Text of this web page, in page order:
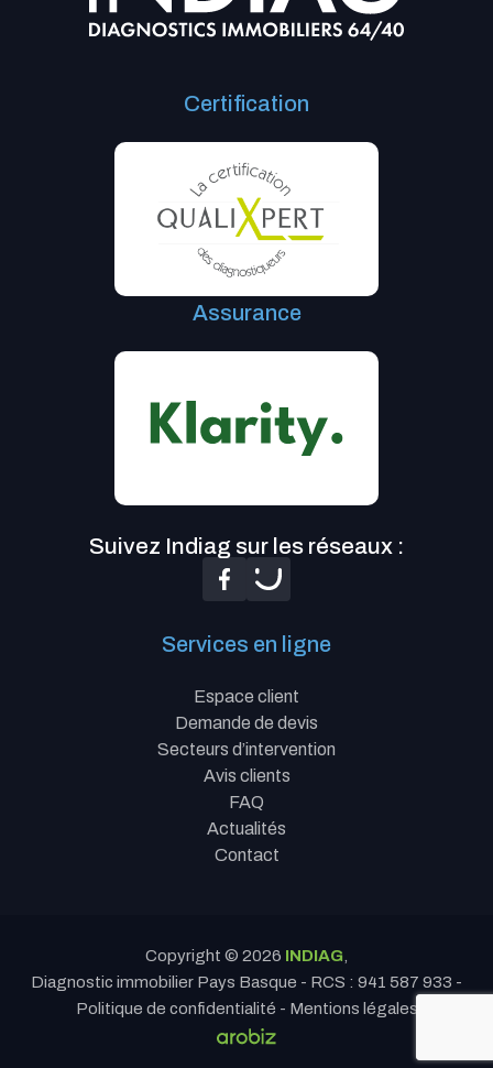
Services en ligne
Espace client
Demande de devis
Secteurs d’intervention
Avis clients
FAQ
Actualités
Contact
Certification
Assurance
Suivez Indiag sur les réseaux :
Copyright © 2026 INDIAG
Diagnostic immobilier Pays Basque - RCS : 941 587 933 -
Politique de confidentialité - Mentions légales